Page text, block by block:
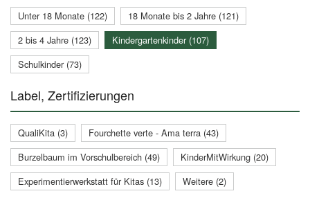
Unter 18 Monate (122)
18 Monate bis 2 Jahre (121)
2 bis 4 Jahre (123)
Kindergartenkinder (107)
Schulkinder (73)
Label, Zertifizierungen
QualiKita (3)
Fourchette verte - Ama terra (43)
Burzelbaum im Vorschulbereich (49)
KinderMitWirkung (20)
Experimentierwerkstatt für Kitas (13)
Weitere (2)